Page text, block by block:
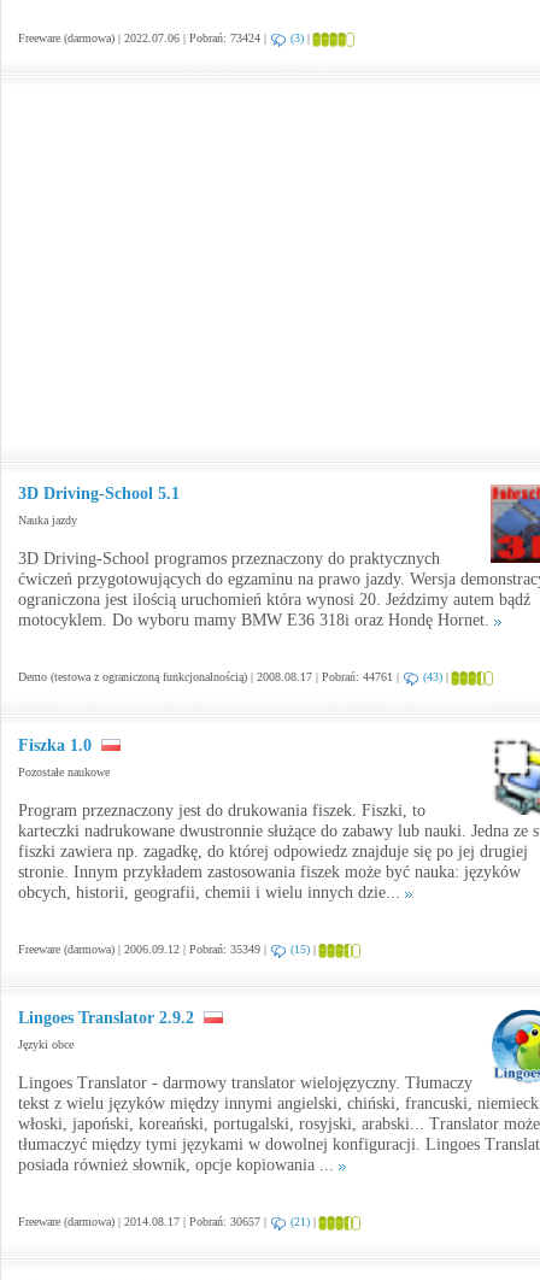
Freeware (darmowa) | 2022.07.06 | Pobrań: 73424 | (3) |
3D Driving-School 5.1
Nauka jazdy
3D Driving-School programos przeznaczony do praktycznych
ćwiczeń przygotowujących do egzaminu na prawo jazdy. Wersja
ograniczona jest ilością uruchomień która wynosi 20. Jeździmy autem bądź
motocyklem. Do wyboru mamy BMW E36 318i oraz Hondę Hornet.
Demo (testowa z ograniczoną funkcjonalnością) | 2008.08.17 | Pobrań: 44761 | (43) |
Fiszka 1.0
Pozostałe naukowe
Program przeznaczony jest do drukowania fiszek. Fiszki, to
karteczki nadrukowane dwustronnie służące do zabawy lub nauki. Jedna ze
fiszki zawiera np. zagadkę, do której odpowiedz znajduje się po jej drugiej
stronie. Innym przykładem zastosowania fiszek może być nauka: języków
obcych, historii, geografii, chemii i wielu innych dzie...
Freeware (darmowa) | 2006.09.12 | Pobrań: 35349 | (15) |
Lingoes Translator 2.9.2
Języki obce
Lingoes Translator - darmowy translator wielojęzyczny. Tłumaczy
tekst z wielu języków między innymi angielski, chiński, francuski,
włoski, japoński, koreański, portugalski, rosyjski, arabski... Translator może
tłumaczyć między tymi językami w dowolnej konfiguracji. Lingoes
posiada również słownik, opcje kopiowania ...
Freeware (darmowa) | 2014.08.17 | Pobrań: 30657 | (21) |